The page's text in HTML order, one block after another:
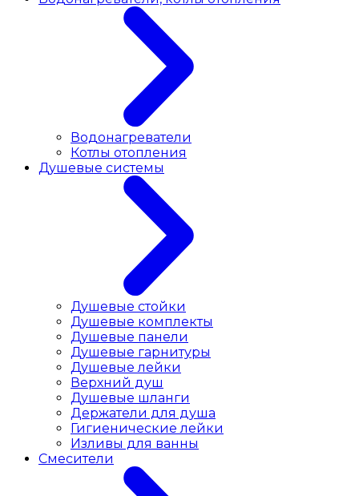
Водонагреватели
Котлы отопления
Душевые системы
Душевые стойки
Душевые комплекты
Душевые панели
Душевые гарнитуры
Душевые лейки
Верхний душ
Душевые шланги
Держатели для душа
Гигиенические лейки
Изливы для ванны
Смесители